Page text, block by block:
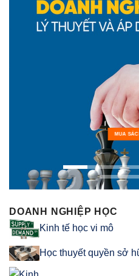
MUA
DOANH NGHIỆP HỌC
Kinh tế học vi mô
Học thuyết quyền sở